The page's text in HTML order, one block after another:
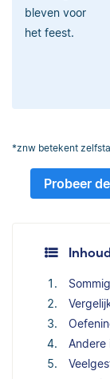
bleven voor
het feest.
*znw betekent
Probeer
Andere